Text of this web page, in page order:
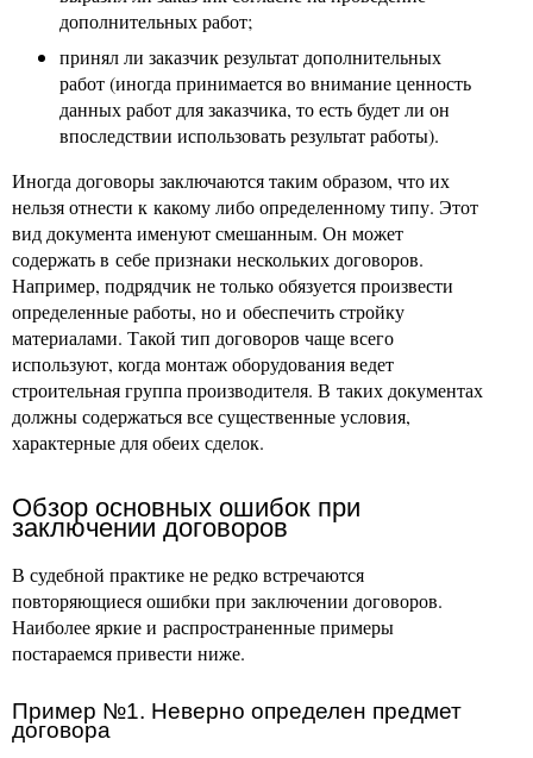
дополнительных работ;
принял ли заказчик результат дополнительных
работ (иногда принимается во внимание ценность
данных работ для заказчика, то есть будет ли он
впоследствии использовать результат работы).
Иногда договоры заключаются таким образом, что их
нельзя отнести к какому либо определенному типу. Этот
вид документа именуют смешанным. Он может
содержать в себе признаки нескольких договоров.
Например, подрядчик не только обязуется произвести
определенные работы, но и обеспечить стройку
материалами. Такой тип договоров чаще всего
используют, когда монтаж оборудования ведет
строительная группа производителя. В таких документах
должны содержаться все существенные условия,
характерные для обеих сделок.
Обзор основных ошибок при
заключении договоров
В судебной практике не редко встречаются
повторяющиеся ошибки при заключении договоров.
Наиболее яркие и распространенные примеры
постараемся привести ниже.
Пример №1. Неверно определен предмет
договора